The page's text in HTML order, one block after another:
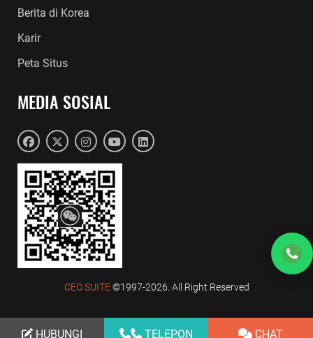
Berita di Korea
Karir
Peta Situs
MEDIA SOSIAL
CEO SUITE©1997-2026. All Right Reserved
HUBUNGI TELEPON CHAT